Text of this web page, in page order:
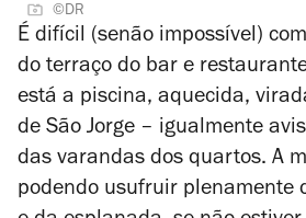
©DR
É difícil (senão impossível)
do terraço do bar e
está a piscina, aquecida,
de São Jorge – igualmente
das varandas dos quartos. A
podendo usufruir plenamente